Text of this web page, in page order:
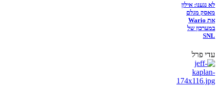
לא נגענו: אילון
מאסק מגלם
את Wario
במערכון של
SNL
עדי פרל